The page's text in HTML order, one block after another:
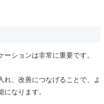
ションは非常に重要です。
れ、改善につなげることで、よ
なります。